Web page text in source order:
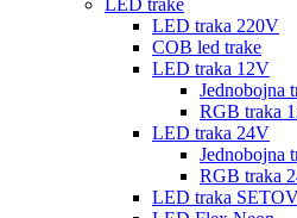
LED trake
LED traka 220V
COB led trake
LED traka 12V
Jednobojna
RGB traka
LED traka 24V
Jednobojna
RGB traka
LED traka